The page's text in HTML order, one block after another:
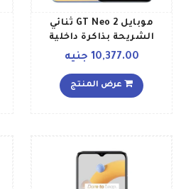
موبايل GT Neo 2 ثنائي
الشريحة بذاكرة داخلية
بسعة 256 جيجابايت وذاكرة
بتقنية 5G ولون أزرق نيو مع
هدية ساعة ريلمي 2
10,377.00 جنيه
عرض المنتج